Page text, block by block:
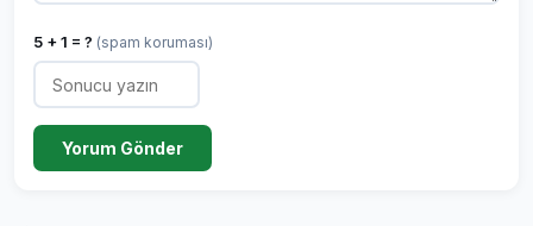
5 + 1 = ? (spam koruması)
Yorum Gönder